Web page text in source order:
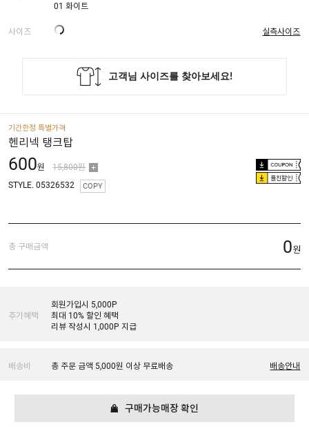
01 화이트
사이즈 실측사이즈
기간한정 특별가격
헨리넥 탱크탑
600원 15,800원
플친할인
STYLE. 05326532 COPY
총 구매금액 0원
추가혜택
회원가입시 5,000P
최대 10% 할인 혜택
리뷰 작성시 1,000P 지급
배송비 총 주문 금액 5,000원 이상 무료배송 배송안내
구매가능매장 확인